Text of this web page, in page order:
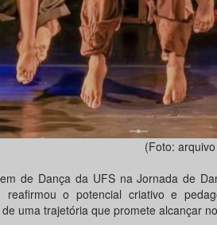
(Foto:
de Dança da UFS na Jornada de
reafirmou o potencial criativo e
uma trajetória que promete alcançar